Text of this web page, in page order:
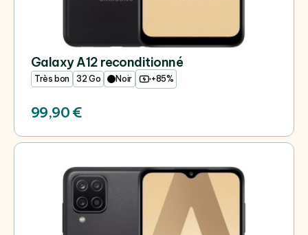
Galaxy A12 reconditionné
32 Go
Très bon Noir +85%
99,90 €